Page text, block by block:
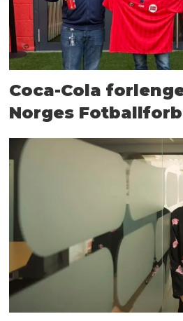
Coca-Cola
Norges